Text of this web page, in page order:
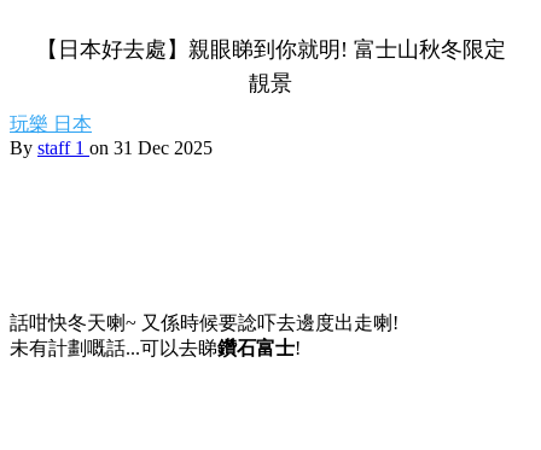
【日本好去處】親眼睇到你就明! 富士山秋冬限定
靚景
玩樂 日本
By staff 1 on 31 Dec 2025
話咁快冬天喇~ 又係時候要諗吓去邊度出走喇!
未有計劃嘅話...可以去睇鑽石富士!